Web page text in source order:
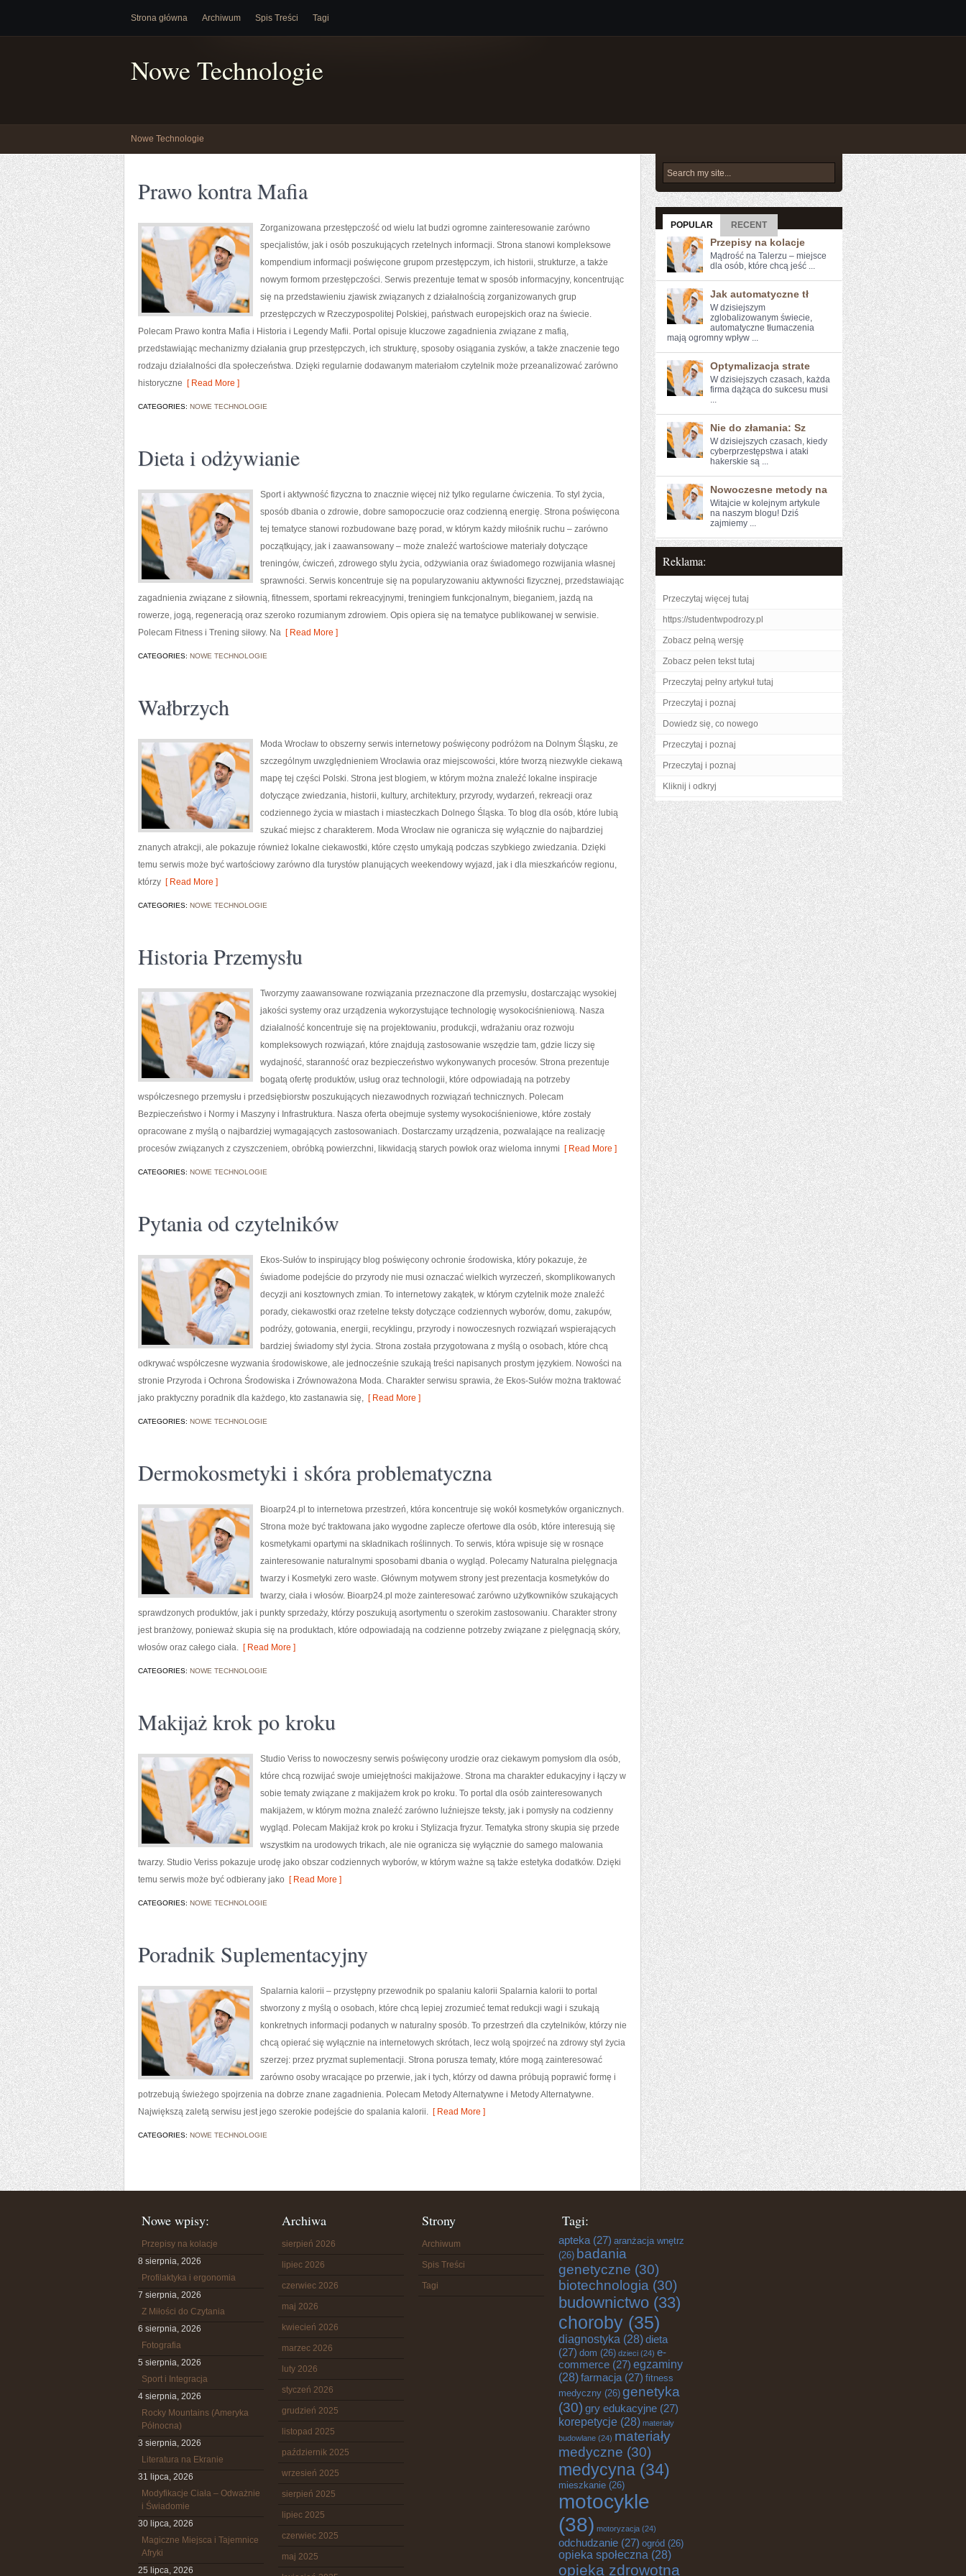
Strona główna Archiwum Spis Treści Tagi
Nowe Technologie
Nowe Technologie
Prawo kontra Mafia
Zorganizowana przestępczość od wielu lat budzi ogromne zainteresowanie zarówno
specjalistów, jak i osób poszukujących rzetelnych informacji. Strona stanowi kompleksowe
kompendium informacji poświęcone grupom przestępczym, ich historii, strukturze, a także
nowym formom przestępczości. Serwis prezentuje temat w sposób informacyjny, koncentrując
się na przedstawieniu zjawisk związanych z działalnością zorganizowanych grup
przestępczych w Rzeczypospolitej Polskiej, państwach europejskich oraz na świecie.
Polecam Prawo kontra Mafia i Historia i Legendy Mafii. Portal opisuje kluczowe zagadnienia związane z mafią,
przedstawiając mechanizmy działania grup przestępczych, ich strukturę, sposoby osiągania zysków, a także znaczenie tego
rodzaju działalności dla społeczeństwa. Dzięki regularnie dodawanym materiałom czytelnik może przeanalizować zarówno
historyczne [ Read More ]
CATEGORIES: NOWE TECHNOLOGIE
Dieta i odżywianie
Sport i aktywność fizyczna to znacznie więcej niż tylko regularne ćwiczenia. To styl życia,
sposób dbania o zdrowie, dobre samopoczucie oraz codzienną energię. Strona poświęcona
tej tematyce stanowi rozbudowane bazę porad, w którym każdy miłośnik ruchu – zarówno
początkujący, jak i zaawansowany – może znaleźć wartościowe materiały dotyczące
treningów, ćwiczeń, zdrowego stylu życia, odżywiania oraz świadomego rozwijania własnej
sprawności. Serwis koncentruje się na popularyzowaniu aktywności fizycznej, przedstawiając
zagadnienia związane z siłownią, fitnessem, sportami rekreacyjnymi, treningiem funkcjonalnym, bieganiem, jazdą na
rowerze, jogą, regeneracją oraz szeroko rozumianym zdrowiem. Opis opiera się na tematyce publikowanej w serwisie.
Polecam Fitness i Trening siłowy. Na [ Read More ]
CATEGORIES: NOWE TECHNOLOGIE
Wałbrzych
Moda Wrocław to obszerny serwis internetowy poświęcony podróżom na Dolnym Śląsku, ze
szczególnym uwzględnieniem Wrocławia oraz miejscowości, które tworzą niezwykle ciekawą
mapę tej części Polski. Strona jest blogiem, w którym można znaleźć lokalne inspiracje
dotyczące zwiedzania, historii, kultury, architektury, przyrody, wydarzeń, rekreacji oraz
codziennego życia w miastach i miasteczkach Dolnego Śląska. To blog dla osób, które lubią
szukać miejsc z charakterem. Moda Wrocław nie ogranicza się wyłącznie do najbardziej
znanych atrakcji, ale pokazuje również lokalne ciekawostki, które często umykają podczas szybkiego zwiedzania. Dzięki
temu serwis może być wartościowy zarówno dla turystów planujących weekendowy wyjazd, jak i dla mieszkańców regionu,
którzy [ Read More ]
CATEGORIES: NOWE TECHNOLOGIE
Historia Przemysłu
Tworzymy zaawansowane rozwiązania przeznaczone dla przemysłu, dostarczając wysokiej
jakości systemy oraz urządzenia wykorzystujące technologię wysokociśnieniową. Nasza
działalność koncentruje się na projektowaniu, produkcji, wdrażaniu oraz rozwoju
kompleksowych rozwiązań, które znajdują zastosowanie wszędzie tam, gdzie liczy się
wydajność, staranność oraz bezpieczeństwo wykonywanych procesów. Strona prezentuje
bogatą ofertę produktów, usług oraz technologii, które odpowiadają na potrzeby
współczesnego przemysłu i przedsiębiorstw poszukujących niezawodnych rozwiązań technicznych. Polecam
Bezpieczeństwo i Normy i Maszyny i Infrastruktura. Nasza oferta obejmuje systemy wysokociśnieniowe, które zostały
opracowane z myślą o najbardziej wymagających zastosowaniach. Dostarczamy urządzenia, pozwalające na realizację
procesów związanych z czyszczeniem, obróbką powierzchni, likwidacją starych powłok oraz wieloma innymi [ Read More ]
CATEGORIES: NOWE TECHNOLOGIE
Pytania od czytelników
Ekos-Sułów to inspirujący blog poświęcony ochronie środowiska, który pokazuje, że
świadome podejście do przyrody nie musi oznaczać wielkich wyrzeczeń, skomplikowanych
decyzji ani kosztownych zmian. To internetowy zakątek, w którym czytelnik może znaleźć
porady, ciekawostki oraz rzetelne teksty dotyczące codziennych wyborów, domu, zakupów,
podróży, gotowania, energii, recyklingu, przyrody i nowoczesnych rozwiązań wspierających
bardziej świadomy styl życia. Strona została przygotowana z myślą o osobach, które chcą
odkrywać współczesne wyzwania środowiskowe, ale jednocześnie szukają treści napisanych prostym językiem. Nowości na
stronie Przyroda i Ochrona Środowiska i Zrównoważona Moda. Charakter serwisu sprawia, że Ekos-Sułów można traktować
jako praktyczny poradnik dla każdego, kto zastanawia się, [ Read More ]
CATEGORIES: NOWE TECHNOLOGIE
Dermokosmetyki i skóra problematyczna
Bioarp24.pl to internetowa przestrzeń, która koncentruje się wokół kosmetyków organicznych.
Strona może być traktowana jako wygodne zaplecze ofertowe dla osób, które interesują się
kosmetykami opartymi na składnikach roślinnych. To serwis, która wpisuje się w rosnące
zainteresowanie naturalnymi sposobami dbania o wygląd. Polecamy Naturalna pielęgnacja
twarzy i Kosmetyki zero waste. Głównym motywem strony jest prezentacja kosmetyków do
twarzy, ciała i włosów. Bioarp24.pl może zainteresować zarówno użytkowników szukających
sprawdzonych produktów, jak i punkty sprzedaży, którzy poszukują asortymentu o szerokim zastosowaniu. Charakter strony
jest branżowy, ponieważ skupia się na produktach, które odpowiadają na codzienne potrzeby związane z pielęgnacją skóry,
włosów oraz całego ciała. [ Read More ]
CATEGORIES: NOWE TECHNOLOGIE
Makijaż krok po kroku
Studio Veriss to nowoczesny serwis poświęcony urodzie oraz ciekawym pomysłom dla osób,
które chcą rozwijać swoje umiejętności makijażowe. Strona ma charakter edukacyjny i łączy w
sobie tematy związane z makijażem krok po kroku. To portal dla osób zainteresowanych
makijażem, w którym można znaleźć zarówno luźniejsze teksty, jak i pomysły na codzienny
wygląd. Polecam Makijaż krok po kroku i Stylizacja fryzur. Tematyka strony skupia się przede
wszystkim na urodowych trikach, ale nie ogranicza się wyłącznie do samego malowania
twarzy. Studio Veriss pokazuje urodę jako obszar codziennych wyborów, w którym ważne są także estetyka dodatków. Dzięki
temu serwis może być odbierany jako [ Read More ]
CATEGORIES: NOWE TECHNOLOGIE
Poradnik Suplementacyjny
Spalarnia kalorii – przystępny przewodnik po spalaniu kalorii Spalarnia kalorii to portal
stworzony z myślą o osobach, które chcą lepiej zrozumieć temat redukcji wagi i szukają
konkretnych informacji podanych w naturalny sposób. To przestrzeń dla czytelników, którzy nie
chcą opierać się wyłącznie na internetowych skrótach, lecz wolą spojrzeć na zdrowy styl życia
szerzej: przez pryzmat suplementacji. Strona porusza tematy, które mogą zainteresować
zarówno osoby wracające po przerwie, jak i tych, którzy od dawna próbują poprawić formę i
potrzebują świeżego spojrzenia na dobrze znane zagadnienia. Polecam Metody Alternatywne i Metody Alternatywne.
Największą zaletą serwisu jest jego szerokie podejście do spalania kalorii. [ Read More ]
CATEGORIES: NOWE TECHNOLOGIE
POPULAR RECENT
Przepisy na kolacje
Mądrość na Talerzu – miejsce
dla osób, które chcą jeść ...
Jak automatyczne tł
W‌ dzisiejszym
zglobalizowanym​ świecie,
⁣automatyczne ⁣tłumaczenia
mają ogromny wpływ ...
Optymalizacja strate
W dzisiejszych czasach, każda
firma dążąca do sukcesu musi
...
Nie do złamania: Sz
W ‍dzisiejszych czasach, kiedy
cyberprzestępstwa i ‌ataki
hakerskie są ...
Nowoczesne metody na
Witajcie w kolejnym artykule⁤
na naszym blogu! Dziś
zajmiemy ...
Reklama:
Przeczytaj więcej tutaj
https://studentwpodrozy.pl
Zobacz pełną wersję
Zobacz pełen tekst tutaj
Przeczytaj pełny artykuł tutaj
Przeczytaj i poznaj
Dowiedz się, co nowego
Przeczytaj i poznaj
Przeczytaj i poznaj
Kliknij i odkryj
Nowe wpisy:
Przepisy na kolacje
8 sierpnia, 2026
Profilaktyka i ergonomia
7 sierpnia, 2026
Z Miłości do Czytania
6 sierpnia, 2026
Fotografia
5 sierpnia, 2026
Sport i Integracja
4 sierpnia, 2026
Rocky Mountains (Ameryka
Północna)
3 sierpnia, 2026
Literatura na Ekranie
31 lipca, 2026
Modyfikacje Ciała – Odważnie
i Świadomie
30 lipca, 2026
Magiczne Miejsca i Tajemnice
Afryki
25 lipca, 2026
Archiwa
sierpień 2026
lipiec 2026
czerwiec 2026
maj 2026
kwiecień 2026
marzec 2026
luty 2026
styczeń 2026
grudzień 2025
listopad 2025
październik 2025
wrzesień 2025
sierpień 2025
lipiec 2025
czerwiec 2025
maj 2025
Strony
Archiwum
Spis Treści
Tagi
Tagi:
apteka (27) aranżacja wnętrz
(26) badania
genetyczne (30)
biotechnologia (30)
budownictwo (33)
choroby (35)
diagnostyka (28)dieta
(27) dom (26) dzieci (24) e-
commerce (27) egzaminy
(28)farmacja (27) fitness
medyczny (26) genetyka
(30) gry edukacyjne (27)
korepetycje (28) materiały
budowlane (24) materiały
medyczne (30)
medycyna (34)
mieszkanie (26)
motocykle
(38) motoryzacja (24)
odchudzanie (27) ogród (26)
opieka społeczna (28)
opieka zdrowotna